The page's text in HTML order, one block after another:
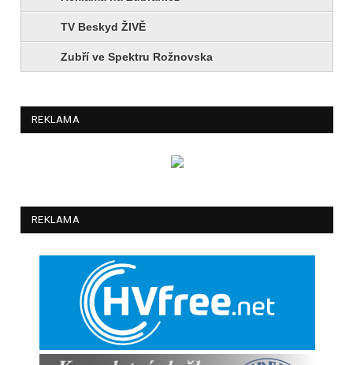
TV Beskyd ŽIVĚ
Zubří ve Spektru Rožnovska
REKLAMA
REKLAMA